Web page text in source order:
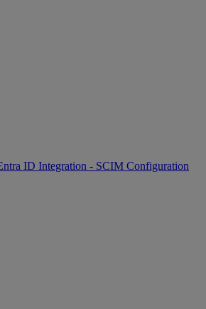
ID Integration - SCIM Configuration